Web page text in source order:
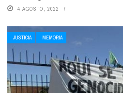
4 AGOSTO, 2022
JUSTICIA MEMORIA